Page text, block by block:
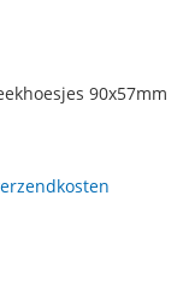
90x57mm